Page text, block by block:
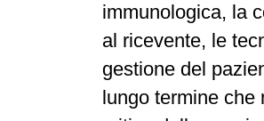
immunologica, la
al ricevente, le
gestione del
lungo termine che